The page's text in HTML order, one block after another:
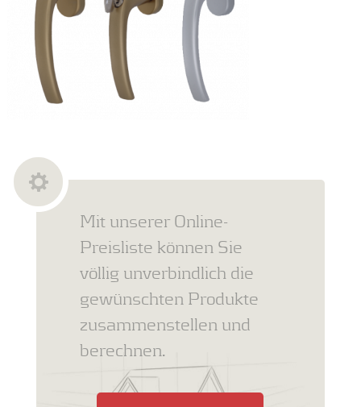
Mit unserer Online-
Preisliste können Sie
völlig unverbindlich die
gewünschten Produkte
zusammenstellen und
berechnen.